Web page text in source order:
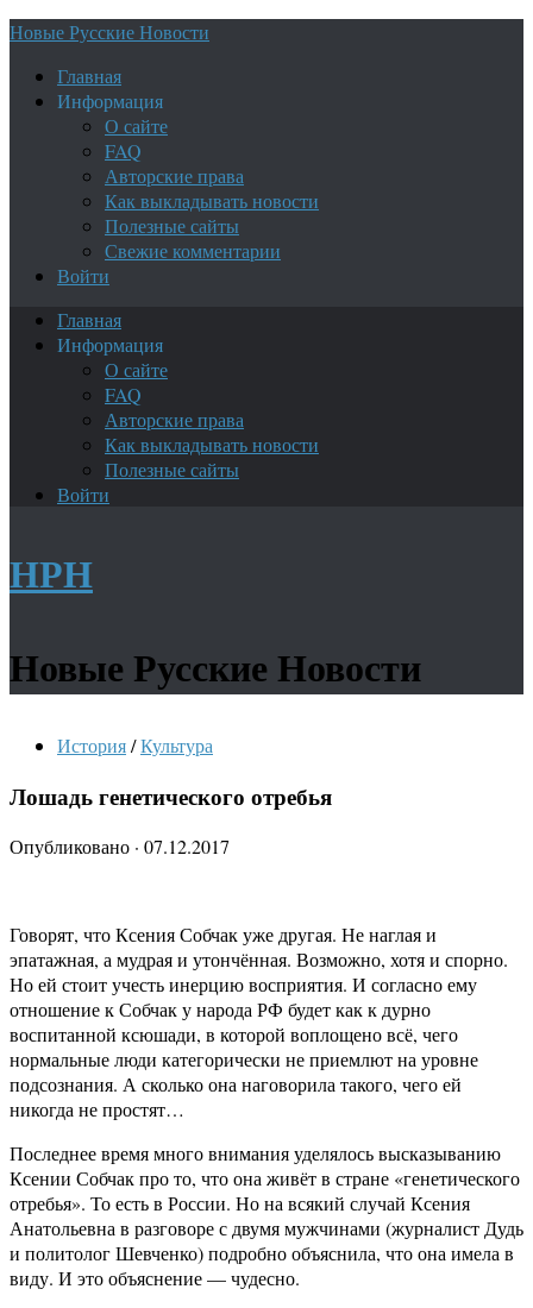
Новые Русские Новости
Главная
Информация
О сайте
FAQ
Авторские права
Как выкладывать новости
Полезные сайты
Свежие комментарии
Войти
Главная
Информация
О сайте
FAQ
Авторские права
Как выкладывать новости
Полезные сайты
Войти
НРН
Новые Русские Новости
История/Культура
Лошадь генетического отребья
Опубликовано · 07.12.2017
Говорят, что Ксения Собчак уже другая. Не наглая и
эпатажная, а мудрая и утончённая. Возможно, хотя и спорно.
Но ей стоит учесть инерцию восприятия. И согласно ему
отношение к Собчак у народа РФ будет как к дурно
воспитанной ксюшади, в которой воплощено всё, чего
нормальные люди категорически не приемлют на уровне
подсознания. А сколько она наговорила такого, чего ей
никогда не простят…
Последнее время много внимания уделялось высказыванию
Ксении Собчак про то, что она живёт в стране «генетического
отребья». То есть в России. Но на всякий случай Ксения
Анатольевна в разговоре с двумя мужчинами (журналист Дудь
и политолог Шевченко) подробно объяснила, что она имела в
виду. И это объяснение — чудесно.